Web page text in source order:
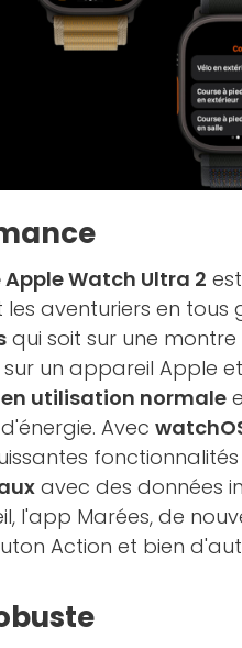
Watch Ultra 2
aventuriers en tous
qui soit sur une
sur un appareil Apple
en utilisation normale
Avec
avec des données
l'app Marées, de
Action et bien